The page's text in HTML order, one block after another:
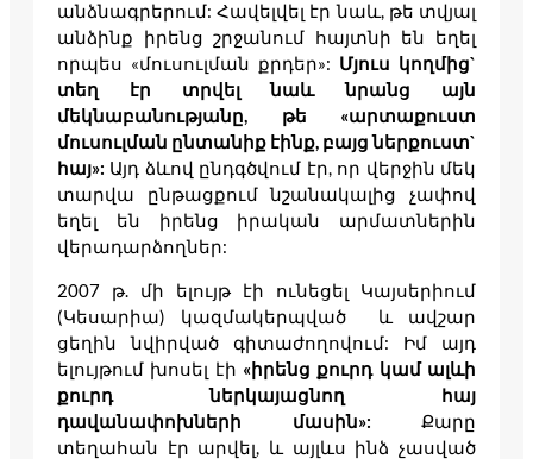
անձնագրերում: Հավելվել էր նաև, թե տվյալ
անձինք իրենց շրջանում հայտնի են եղել
որպես «մուսուլման քրդեր»: Մյուս կողմից`
տեղ էր տրվել նաև նրանց այն
մեկնաբանությանը, թե «արտաքուստ
մուսուլման ընտանիք էինք, բայց ներքուստ`
հայ»: Այդ ձևով ընդգծվում էր, որ վերջին մեկ
տարվա ընթացքում նշանակալից չափով
եղել են իրենց իրական արմատներին
վերադարձողներ:
2007 թ. մի ելույթ էի ունեցել Կայսերիում
(Կեսարիա) կազմակերպված և ավշար
ցեղին նվիրված գիտաժողովում: Իմ այդ
ելույթում խոսել էի «իրենց քուրդ կամ ալևի
քուրդ ներկայացնող հայ
դավանափոխների մասին»: Քարը
տեղահան էր արվել, և այլևս ինձ չասված